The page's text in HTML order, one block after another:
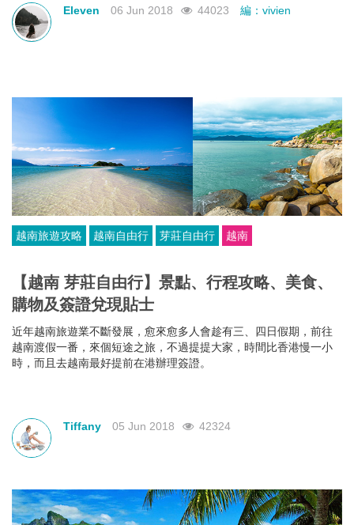
Eleven 06 Jun 2018 44023 編：vivien
越南旅遊攻略 越南自由行 芽莊自由行 越南
【越南 芽莊自由行】景點、行程攻略、美食、
購物及簽證兌現貼士
近年越南旅遊業不斷發展，愈來愈多人會趁有三、四日假期，前往
越南渡假一番，來個短途之旅，不過提提大家，時間比香港慢一小
時，而且去越南最好提前在港辦理簽證。
Tiffany 05 Jun 2018 42324